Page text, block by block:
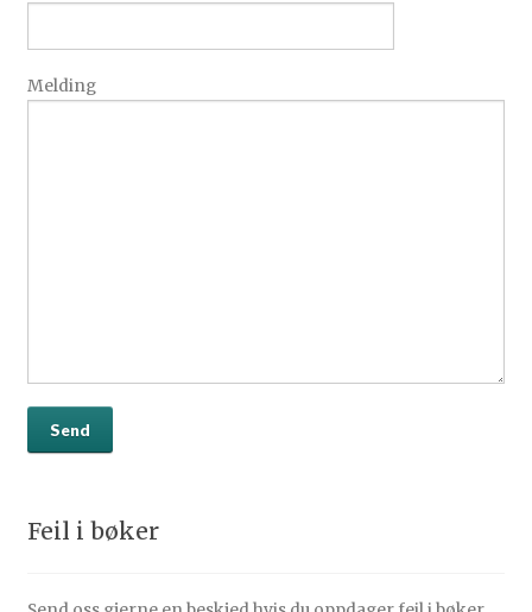
Melding
Feil i bøker